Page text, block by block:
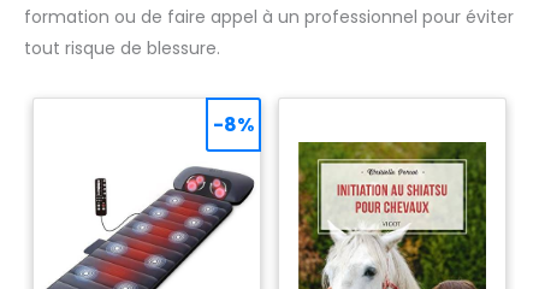
formation ou de faire appel à un professionnel pour éviter
tout risque de blessure.
-8%